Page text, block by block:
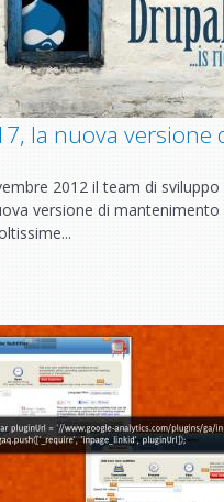
la nuova versione
2012 il team di sviluppo
versione di mantenimento